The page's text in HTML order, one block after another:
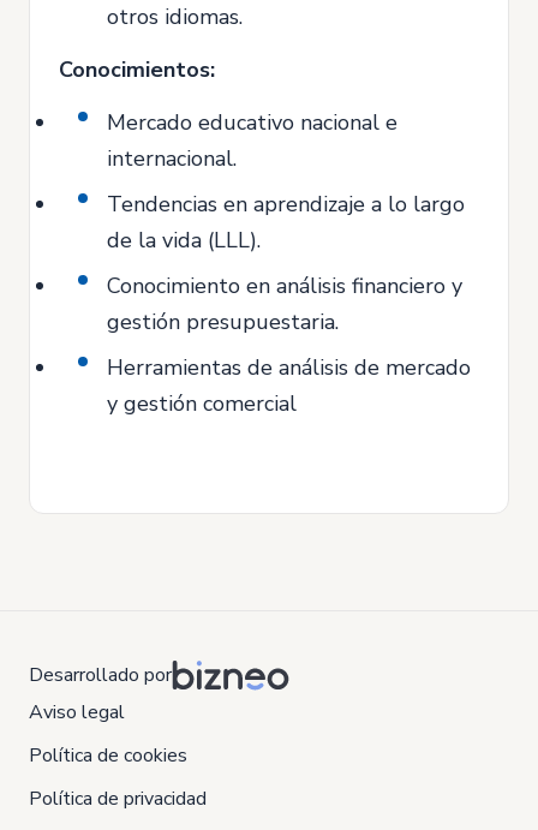
otros idiomas.
Conocimientos:
Mercado educativo nacional e
internacional.
Tendencias en aprendizaje a lo largo
de la vida (LLL).
Conocimiento en análisis financiero y
gestión presupuestaria.
Herramientas de análisis de mercado
y gestión comercial
Desarrollado por
Aviso legal
Política de cookies
Política de privacidad